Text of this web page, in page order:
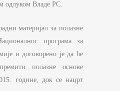
одлуком Владе РС.
материјал за полазне
програма за
и договорено је да ће
полазне основе
године, док се нацрт